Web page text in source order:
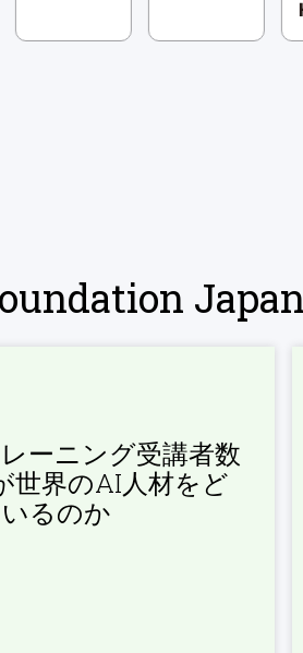
ーニング受講者数
世界のAI人材をど
るのか